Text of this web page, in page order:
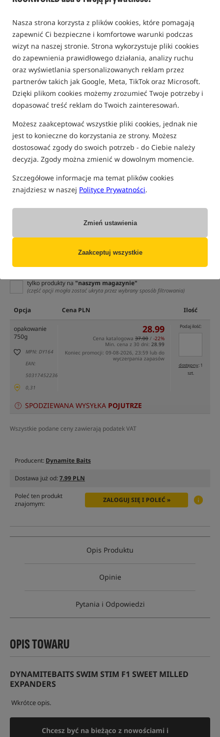
Nasza strona korzysta z plików cookies, które pomagają
zapewnić Ci bezpieczne i komfortowe warunki podczas
wizyt na naszej stronie. Strona wykorzystuje pliki cookies
do zapewnienia prawidłowego działania, analizy ruchu
oraz wyświetlania spersonalizowanych reklam przez
partnerów takich jak Google, Meta, TikTok oraz Microsoft.
Dzięki plikom cookies możemy zrozumieć Twoje potrzeby i
dopasować treść reklam do Twoich zainteresowań.
Możesz zaakceptować wszystkie pliki cookies, jednak nie
jest to konieczne do korzystania ze strony. Możesz
dostosować zgody do swoich potrzeb - do Ciebie należy
decyzja. Zgody można zmienić w dowolnym momencie.
Szczegółowe informacje ma temat plików cookies
znajdziesz w naszej Polityce Prywatności.
Zmień ustawienia
Zaakceptuj wszystkie
0,0
0 opinii
Promocja
tylko produkty na "naszym magazynie"
(część opcji mogła zostać ukryta przez wybrany sposób filtrowania)
Opcja Cena PLN Ilość
opakowanie
750g
MPN: DY164
EAN:
5031745223688
0,31
28.99
Cena katalogowa 37.00 / -22%
Min. cena z 30 dni: 28.99
Koniec promocji: 09-08-2026, 23:59 lub do
wyczerpania zapasów
Podaj ilość:
dostępny: 1
szt.
SPODZIEWANA WYSYŁKA POJUTRZE
Wszystkie podane ceny zawierają podatek VAT
Producent: Dynamite Baits
Dostawa już od:7.99 PLN
Poleć ten produkt
znajomym:
ZALOGUJ SIĘ I POLEĆ »
Opis Produktu
Opinie
Pytania i Odpowiedzi
OPIS TOWARU
DYNAMITEBAITS SWIM STIM F1 SWEET MILLED
EXPANDERS
Wkrótce opis.
Chcesz być na bieżąco z nowościami i